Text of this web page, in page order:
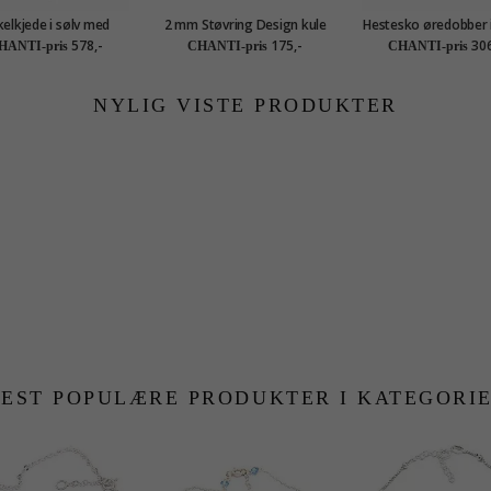
i sølv med
i sølv
pris 578,-
2 mm Støvring Design kule
øredobber i sølv
CHANTI-pris 175,-
Hestesko øredobber
Little Ones
CHANTI-pris
NYLIG VISTE PRODUKTER
POPULÆRE PRODUKTER I